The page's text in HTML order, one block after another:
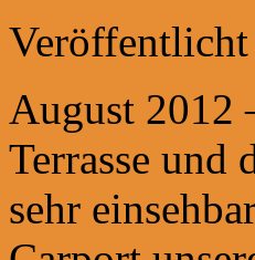
Veröffentlicht
August 2012
Terrasse und
sehr